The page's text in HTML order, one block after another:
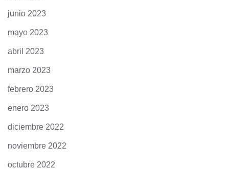
junio 2023
mayo 2023
abril 2023
marzo 2023
febrero 2023
enero 2023
diciembre 2022
noviembre 2022
octubre 2022